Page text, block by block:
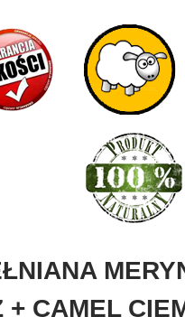
+ CAMEL